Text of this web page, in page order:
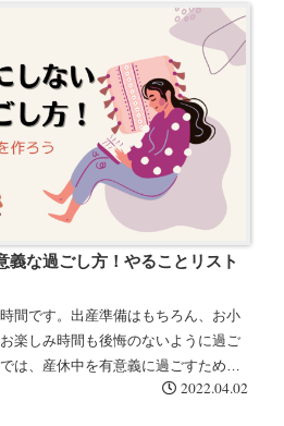
義な過ごし方！やることリスト
間です。出産準備はもちろん、お小
楽しみ時間も後悔のないように過ご
は、産休中を有意義に過ごすために
ごし方についてご紹介します。2022.04.02